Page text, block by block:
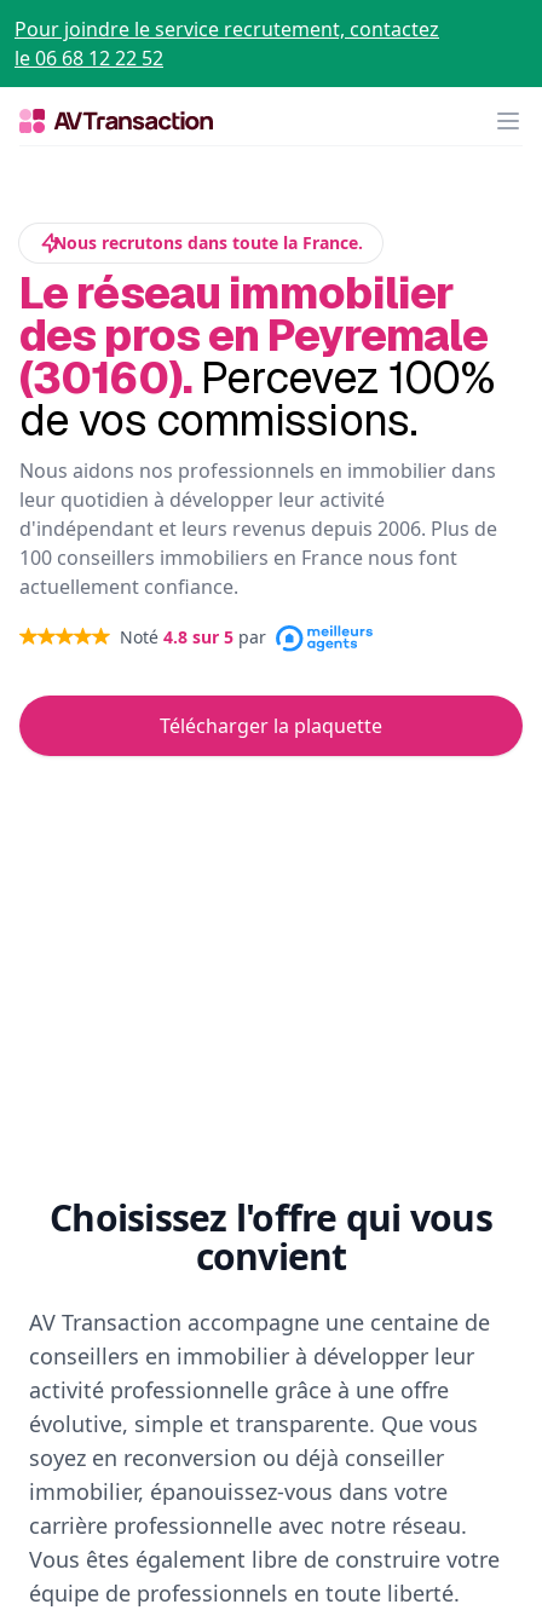
Pour joindre le service recrutement, contactez
le 06 68 12 22 52
Nous recrutons dans toute la France.
Le réseau immobilier
des pros en Peyremale
(30160). Percevez 100%
de vos commissions.
Nous aidons nos professionnels en immobilier dans
leur quotidien à développer leur activité
d'indépendant et leurs revenus depuis 2006. Plus de
100 conseillers immobiliers en France nous font
actuellement confiance.
Noté 4.8 sur 5 par
Télécharger la plaquette
Choisissez l'offre qui vous
convient
AV Transaction accompagne une centaine de
conseillers en immobilier à développer leur
activité professionnelle grâce à une offre
évolutive, simple et transparente. Que vous
soyez en reconversion ou déjà conseiller
immobilier, épanouissez-vous dans votre
carrière professionnelle avec notre réseau.
Vous êtes également libre de construire votre
équipe de professionnels en toute liberté.